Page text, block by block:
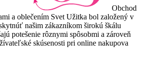
Obchod
a oblečením Svet Užitka bol založený v
našim zákazníkom širokú škálu
potešenie rôznymi spôsobmi a zároveň
skúsenosti pri online nakupova